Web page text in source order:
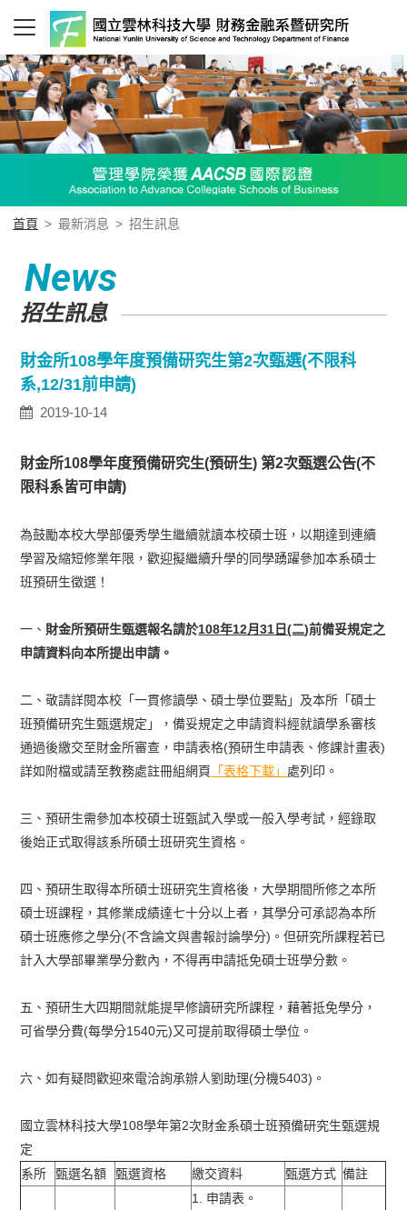
首頁 > 最新消息 > 招生訊息
News
招生訊息
財金所108學年度預備研究生第2次甄選(不限科
系,12/31前申請)
2019-10-14
財金所108學年度預備研究生(預研生)第2次甄選公告(不
限科系皆可申請)
為鼓勵本校大學部優秀學生繼續就讀本校碩士班，以期達到連續
學習及縮短修業年限，歡迎擬繼續升學的同學踴躍參加本系碩士
班預研生徵選！
一、 財金所預研生甄選報名請於108年12月31 日(二)前備妥規定之
申請資料向本所提出申請。
二、敬請詳閱本校「一貫修讀學、碩士學位要點」及本所「碩士
班預備研究生甄選規定」，備妥規定之申請資料經就讀學系審核
通過後繳交至財金所審查，申請表格(預研生申請表、修課計畫表)
詳如附檔或請至教務處註冊組網頁 「表格下載」 處列印。
三、預研生需參加本校碩士班甄試入學或一般入學考試，經錄取
後始正式取得該系所碩士班研究生資格。
四、預研生取得本所碩士班研究生資格後，大學期間所修之本所
碩士班課程，其修業成績達七十分以上者，其學分可承認為本所
碩士班應修之學分(不含論文與書報討論學分)。但研究所課程若已
計入大學部畢業學分數內，不得再申請抵免碩士班學分數。
五、預研生大四期間就能提早修讀研究所課程，藉著抵免學分，
可省學分費(每學分1540元)又可提前取得碩士學位。
六、如有疑問歡迎來電洽詢承辦人劉助理(分機5403)。
國立雲林科技大學108學年第2次財金系碩士班預備研究生甄選規
定
系所
甄選名額 甄選資格 繳交資料 甄選方式 備註
1. 申請表。